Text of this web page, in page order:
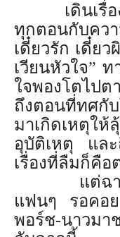
เดินเรื่องอ
ทุกตอนกับคว
เดี๋ยวรัก เดี๋ยว
เวียนหัวใจ” ท
ใจพองโตไปต
ถึงตอนที่ทศกั
มาเกิดเหตุให้
อุบัติเหตุ แล
เรื่องที่ลืมก็คือ
แต่ฉากนี้ที่
แฟนๆ รอคอ
พอร์ช-นาวมา